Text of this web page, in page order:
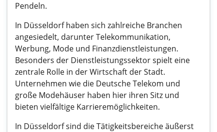
Pendeln.
In Düsseldorf haben sich zahlreiche Branchen
angesiedelt, darunter Telekommunikation,
Werbung, Mode und Finanzdienstleistungen.
Besonders der Dienstleistungssektor spielt eine
zentrale Rolle in der Wirtschaft der Stadt.
Unternehmen wie die Deutsche Telekom und
große Modehäuser haben hier ihren Sitz und
bieten vielfältige Karrieremöglichkeiten.
In Düsseldorf sind die Tätigkeitsbereiche äußerst